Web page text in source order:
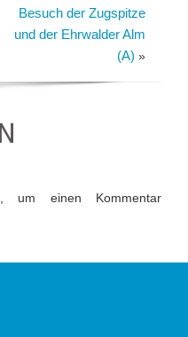
Besuch der Zugspitze
und der Ehrwalder Alm
(A) »
einen Kommentar